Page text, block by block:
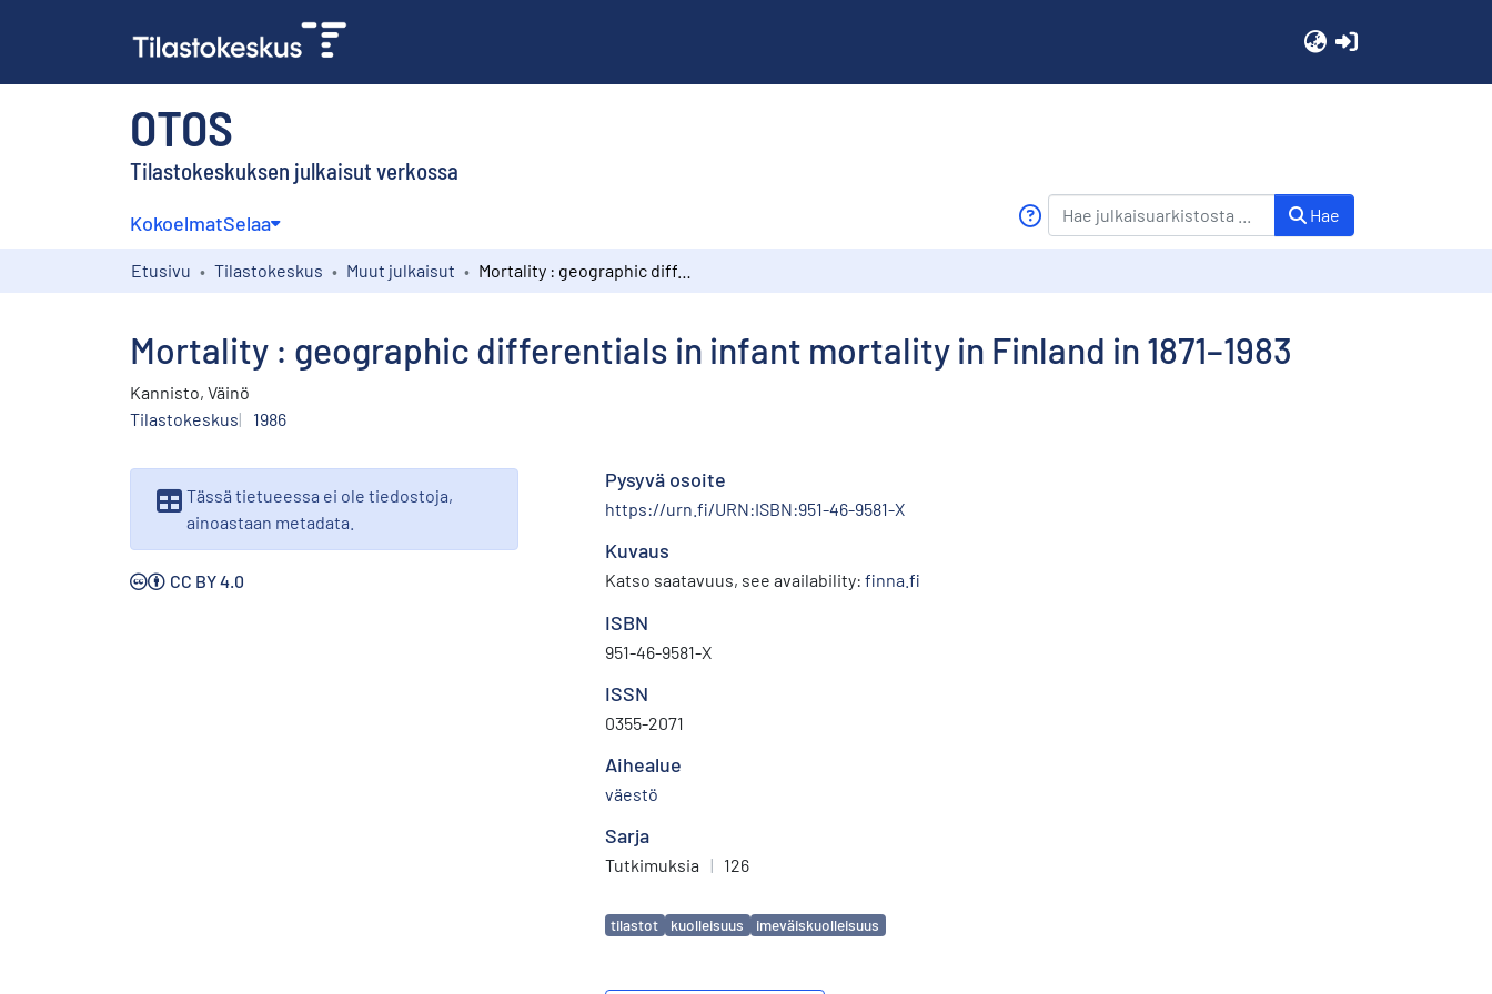
OTOS
Tilastokeskuksen julkaisut verkossa
KokoelmatSelaa Hae
Etusivu Tilastokeskus Muut julkaisut
Mortality : geographic differentials in infant mortality in Finland in 1871–1983
Kannisto, Väinö
Tilastokeskus
1986
Tässä tietueessa ei ole tiedostoja,
ainoastaan metadata.
CC BY 4.0
Pysyvä osoite
https://urn.fi/URN:ISBN:951-46-9581-X
Kuvaus
Katso saatavuus, see availability: finna.fi
ISBN
951-46-9581-X
ISSN
0355-2071
Aihealue
väestö
Sarja
Tutkimuksia | 126
Avainsanat
tilastot kuolleisuus imeväiskuolleisuus